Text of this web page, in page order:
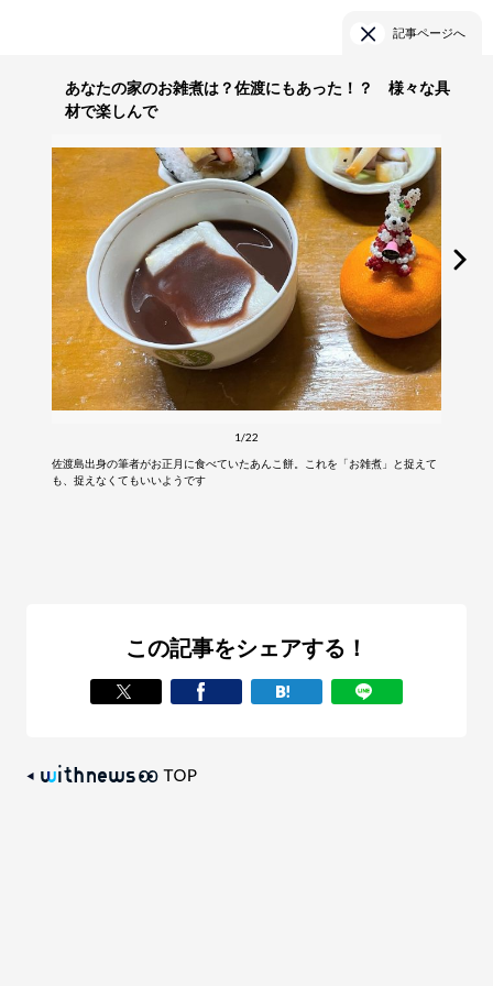
記事ページへ
あなたの家のお雑煮は？佐渡にもあった！？ 様々な具
材で楽しんで
1/22
佐渡島出身の筆者がお正月に食べていたあんこ餅。これを「お雑煮」と捉えて
も、捉えなくてもいいようです
この記事をシェアする！